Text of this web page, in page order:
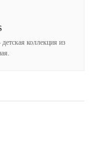
коллекция из